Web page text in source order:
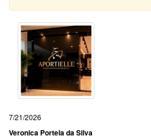
7/21/2026
Veronica Portela da Silva